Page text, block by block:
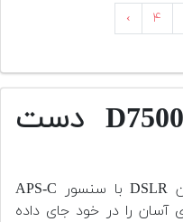
۴ ›
دوربین نیکون D7500 دست
یک دوربین DSLR با سنسور APS-C
آسان را در خود جای داده